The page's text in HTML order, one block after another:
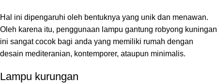
Hal ini dipengaruhi oleh bentuknya yang unik dan menawan.
Oleh karena itu, penggunaan lampu gantung robyong kuningan
ini sangat cocok bagi anda yang memiliki rumah dengan
desain mediteranian, kontemporer, ataupun minimalis.
Lampu kurungan